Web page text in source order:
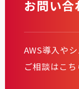
お問い合
AWS導入や
ご相談はこち